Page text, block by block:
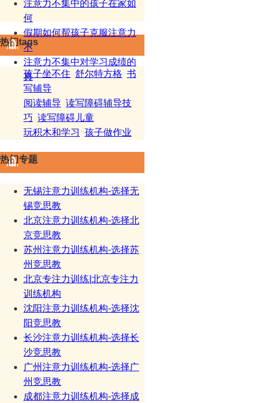
注意力不集中的孩子在家如
何
假期如何帮孩子克服注意力
不
注意力不集中对学习成绩的
真
热门tags
孩子坐不住 舒尔特方格 书
写辅导
阅读辅导 读写障碍辅导技
巧 读写障碍儿童
玩积木和学习 孩子做作业
热门专题
无锡注意力训练机构-选择无
锡竞思教
北京注意力训练机构-选择北
京竞思教
苏州注意力训练机构-选择苏
州竞思教
北京专注力训练|北京专注力
训练机构
沈阳注意力训练机构-选择沈
阳竞思教
长沙注意力训练机构-选择长
沙竞思教
广州注意力训练机构-选择广
州竞思教
成都注意力训练机构-选择成